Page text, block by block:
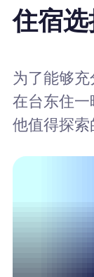
住宿
为了能够
在台东住
他值得探索